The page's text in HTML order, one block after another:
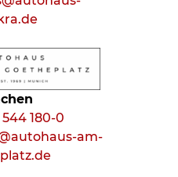
180-0
am-